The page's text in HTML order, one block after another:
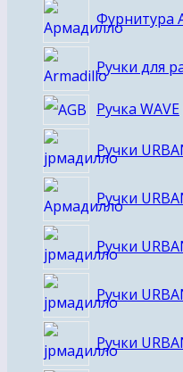
Фурнитура
Ручки для
Ручка WAVE
Ручки
Ручки
Ручки
Ручки
Ручки